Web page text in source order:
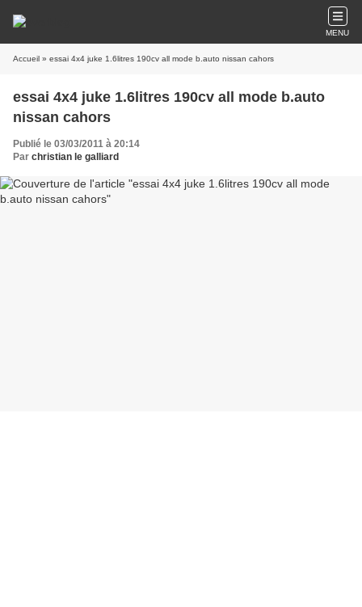
MENU
Accueil » essai 4x4 juke 1.6litres 190cv all mode b.auto nissan cahors
essai 4x4 juke 1.6litres 190cv all mode b.auto
nissan cahors
Publié le 03/03/2011 à 20:14
Par christian le galliard